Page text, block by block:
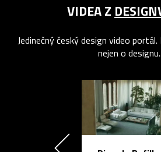
VIDEA Z
Jedinečný český design video
nejen o